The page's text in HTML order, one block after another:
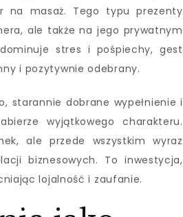
na masaż. Tego typu prezenty
ale także na jego prywatnym
stres i pośpiechy, gest
i pozytywnie odebrany.
starannie dobrane wypełnienie i
wyjątkowego charakteru.
ale przede wszystkim wyraz
biznesowych. To inwestycja,
lojalność i zaufanie.